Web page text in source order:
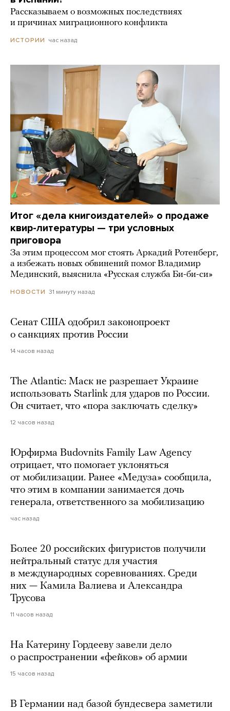
Рассказываем о возможных последствиях
и причинах миграционного конфликта
ИСТОРИИ час назад
Итог «дела книгоиздателей» о продаже
квир-литературы — три условных
приговора
За этим процессом мог стоять Аркадий Ротенберг,
а избежать новых обвинений помог Владимир
Мединский, выяснила «Русская служба Би-би-си»
НОВОСТИ 31 минуту назад
Сенат США одобрил законопроект
о санкциях против России
14 часов назад
The Atlantic: Маск не разрешает Украине
использовать Starlink для ударов по России.
Он считает, что «пора заключать сделку»
12 часов назад
Юрфирма Budovnits Family Law Agency
отрицает, что помогает уклоняться
от мобилизации. Ранее «Медуза» сообщила,
что этим в компании занимается дочь
генерала, ответственного за мобилизацию
час назад
Более 20 российских фигуристов получили
нейтральный статус для участия
в международных соревнованиях. Среди
них — Камила Валиева и Александра
Трусова
11 часов назад
На Катерину Гордееву завели дело
о распространении «фейков» об армии
15 часов назад
В Германии над базой бундесвера заметили